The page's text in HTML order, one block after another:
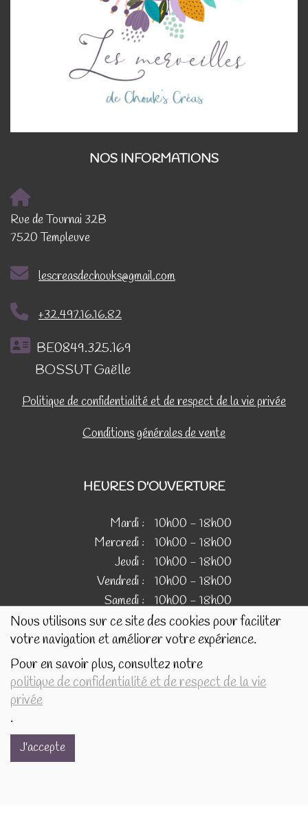
Nous utilisons sur ce site des cookies pour faciliter
votre navigation et améliorer votre expérience.
Pour en savoir plus, consultez notre
politique de confidentialité et de respect de la vie
privée
.
J'accepte
NOS INFORMATIONS
Rue de Tournai 32B
7520 Templeuve
lescreasdechouks@gmail.com
+32.497.16.16.82
BE0849.325.169
BOSSUT Gaëlle
Politique de confidentialité et de respect de la vie privée
Conditions générales de vente
HEURES D'OUVERTURE
Mardi :
10h00 - 18h00
Mercredi :
10h00 - 18h00
Jeudi :
10h00 - 18h00
Vendredi :
10h00 - 18h00
Samedi :
10h00 - 18h00
IMAGES
Les images présentées pour illustrer les produits en vente
sur ce site ne sont pas contractuelles.